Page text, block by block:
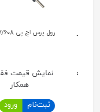
رول پرس اچ پی 607/608
نمایش قیمت فقط به
همکار
ثبت‌نام
ورود